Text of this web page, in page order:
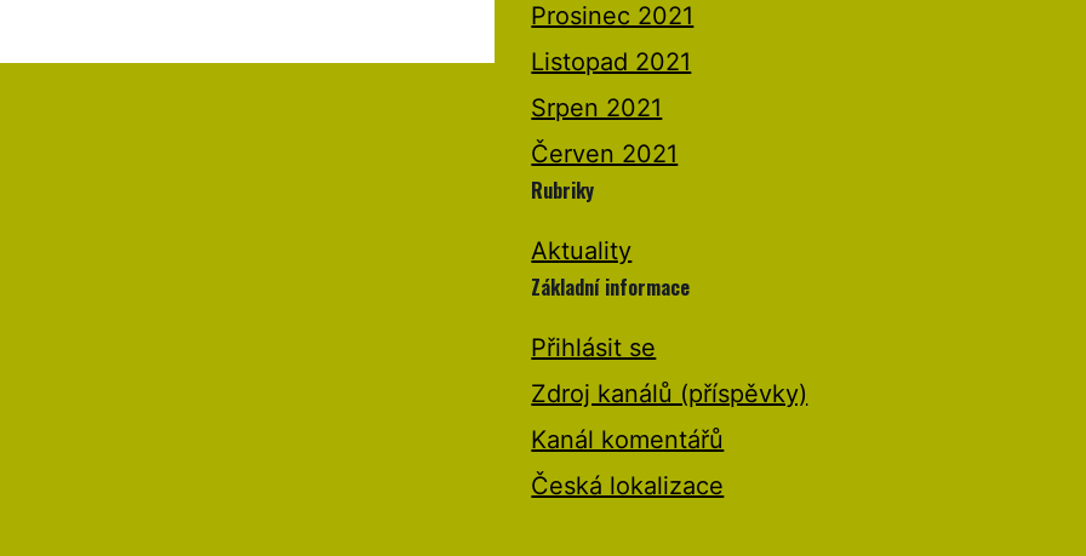
Prosinec 2021
Listopad 2021
Srpen 2021
Červen 2021
Rubriky
Aktuality
Základní informace
Přihlásit se
Zdroj kanálů (příspěvky)
Kanál komentářů
Česká lokalizace